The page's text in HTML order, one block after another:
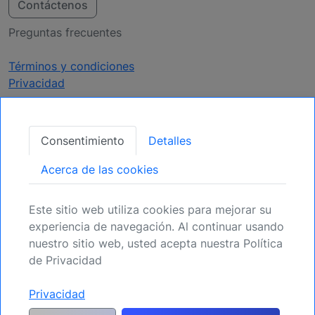
Contáctenos
Preguntas frecuentes
Términos y condiciones
Privacidad
Obtener Actualizaciones
Regístrese para mantenerse informado de
próximas oportunidades.
Registrarse
responsabilidad por riesgos resultantes de transacciones de inversión u
Consentimiento Detalles
Acerca de las cookies
Este sitio web utiliza cookies para mejorar su
experiencia de navegación. Al continuar usando
nuestro sitio web, usted acepta nuestra Política
de Privacidad
Privacidad